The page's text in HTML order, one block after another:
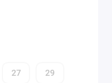
27 29